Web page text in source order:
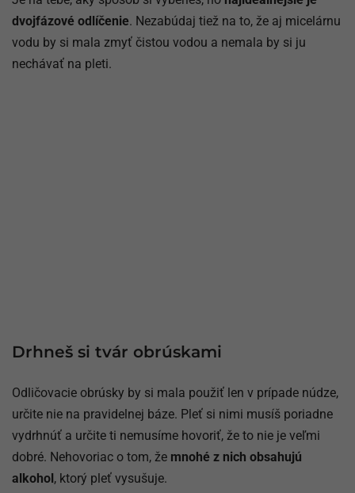
dvojfázové odlíčenie. Nezabúdaj tiež na to, že aj micelárnu
vodu by si mala zmyť čistou vodou a nemala by si ju
nechávať na pleti.
Drhneš si tvár obrúskami
Odličovacie obrúsky by si mala použiť len v prípade núdze,
určite nie na pravidelnej báze. Pleť si nimi musíš poriadne
vydrhnúť a určite ti nemusíme hovoriť, že to nie je veľmi
dobré. Nehovoriac o tom, že mnohé z nich obsahujú
alkohol, ktorý pleť vysušuje.